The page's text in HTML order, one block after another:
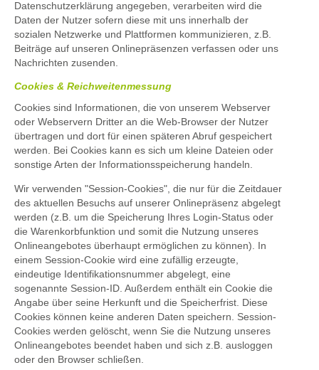
Datenschutzerklärung angegeben, verarbeiten wird die
Daten der Nutzer sofern diese mit uns innerhalb der
sozialen Netzwerke und Plattformen kommunizieren, z.B.
Beiträge auf unseren Onlinepräsenzen verfassen oder uns
Nachrichten zusenden.
Cookies & Reichweitenmessung
Cookies sind Informationen, die von unserem Webserver
oder Webservern Dritter an die Web-Browser der Nutzer
übertragen und dort für einen späteren Abruf gespeichert
werden. Bei Cookies kann es sich um kleine Dateien oder
sonstige Arten der Informationsspeicherung handeln.
Wir verwenden "Session-Cookies", die nur für die Zeitdauer
des aktuellen Besuchs auf unserer Onlinepräsenz abgelegt
werden (z.B. um die Speicherung Ihres Login-Status oder
die Warenkorbfunktion und somit die Nutzung unseres
Onlineangebotes überhaupt ermöglichen zu können). In
einem Session-Cookie wird eine zufällig erzeugte,
eindeutige Identifikationsnummer abgelegt, eine
sogenannte Session-ID. Außerdem enthält ein Cookie die
Angabe über seine Herkunft und die Speicherfrist. Diese
Cookies können keine anderen Daten speichern. Session-
Cookies werden gelöscht, wenn Sie die Nutzung unseres
Onlineangebotes beendet haben und sich z.B. ausloggen
oder den Browser schließen.